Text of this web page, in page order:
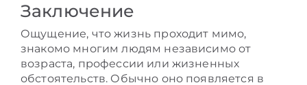
Заключение
Ощущение, что жизнь проходит мимо,
знакомо многим людям независимо от
возраста, профессии или жизненных
обстоятельств. Обычно оно появляется в